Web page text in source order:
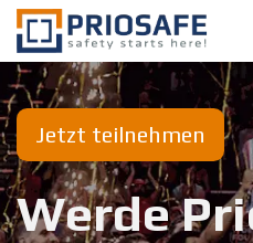
Zum Inhalt springen
Jetzt teilnehmen
Werde